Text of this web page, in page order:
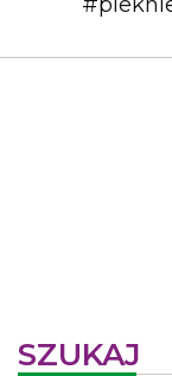
SZUKAJ